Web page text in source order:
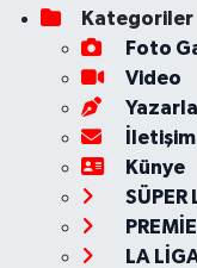
Kategoriler
Foto
Video
İletişim
Künye
SÜPER
LA